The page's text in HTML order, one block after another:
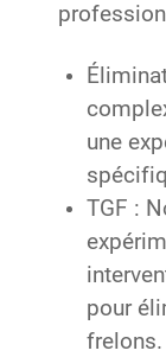
une
TGF :
pour
frelons.